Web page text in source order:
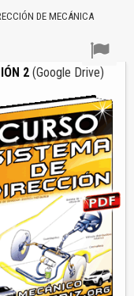
DE MECÁNICA
2 (Google Drive)